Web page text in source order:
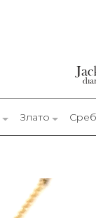
Злато